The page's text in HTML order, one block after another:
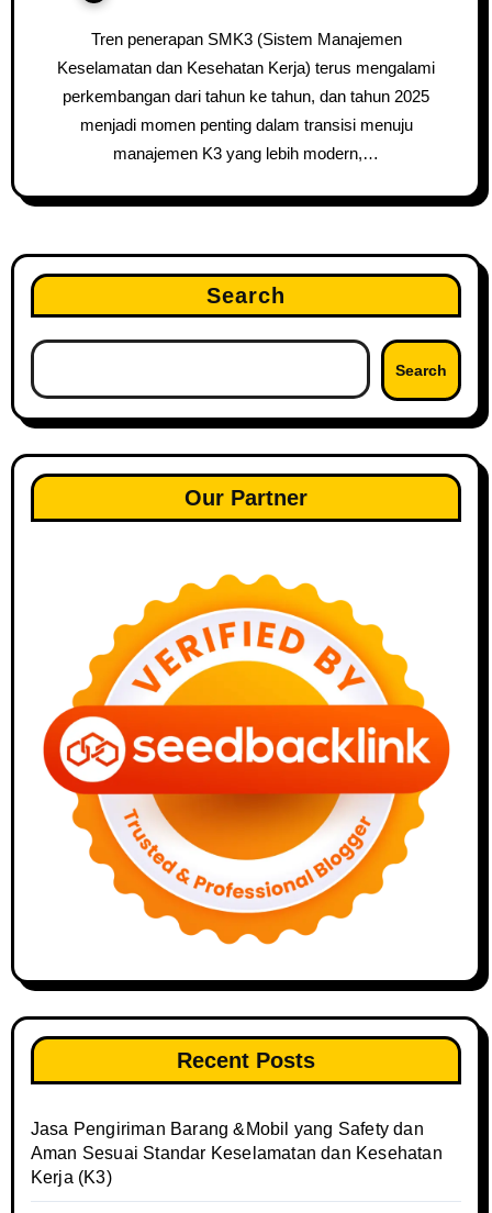
Tren penerapan SMK3 (Sistem Manajemen
Keselamatan dan Kesehatan Kerja) terus mengalami
perkembangan dari tahun ke tahun, dan tahun 2025
menjadi momen penting dalam transisi menuju
manajemen K3 yang lebih modern,…
Search
Search
Our Partner
Recent Posts
Jasa Pengiriman Barang &Mobil yang Safety dan
Aman Sesuai Standar Keselamatan dan Kesehatan
Kerja (K3)